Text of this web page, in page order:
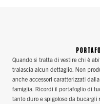
Quando si tratta di vestire chi è
tralascia alcun dettaglio. Non
anche accessori caratterizzati
famiglia. Ricordi il portafoglio di
tanto duro e spigoloso da bucargli